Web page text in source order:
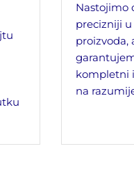
Nastojimo
precizniji u
proizvoda,
kompletni
na